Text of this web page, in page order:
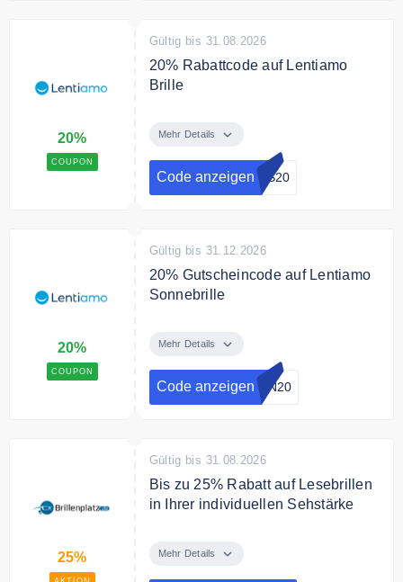
20%
COUPON
Gültig bis 31.08.2026
20% Rabattcode auf Lentiamo
Brille
auf alle Brillen der Marke
Mehr Details
Code anzeigen ES20
20%
COUPON
Gültig bis 31.12.2026
20% Gutscheincode auf Lentiamo
Sonnebrille
Rabatt auf alle Sonnenbrille der
Mehr Details
Code anzeigen UN20
25%
Gültig bis 31.08.2026
Bis zu 25% Rabatt auf Lesebrillen
in Ihrer individuellen Sehstärke
mit gehärteten und
Mehr Details